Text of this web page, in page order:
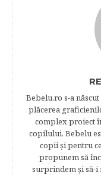
Bebelu.ro s-a
plăcerea
complex proiect
copilului. Bebelu
copii şi pentru
propunem să
surprindem şi să-